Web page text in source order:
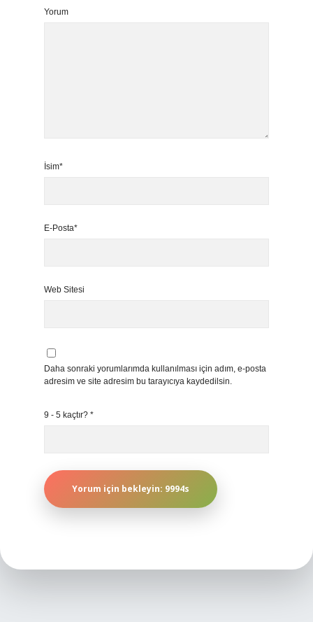
Yorum
İsim*
E-Posta*
Web Sitesi
Daha sonraki yorumlarımda kullanılması için adım, e-posta
adresim ve site adresim bu tarayıcıya kaydedilsin.
9 - 5 kaçtır? *